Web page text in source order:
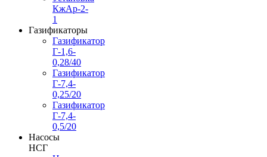
КжАр-2-
1
Газификаторы
Газификатор
Г-1,6-
0,28/40
Газификатор
Г-7,4-
0,25/20
Газификатор
Г-7,4-
0,5/20
Насосы
НСГ